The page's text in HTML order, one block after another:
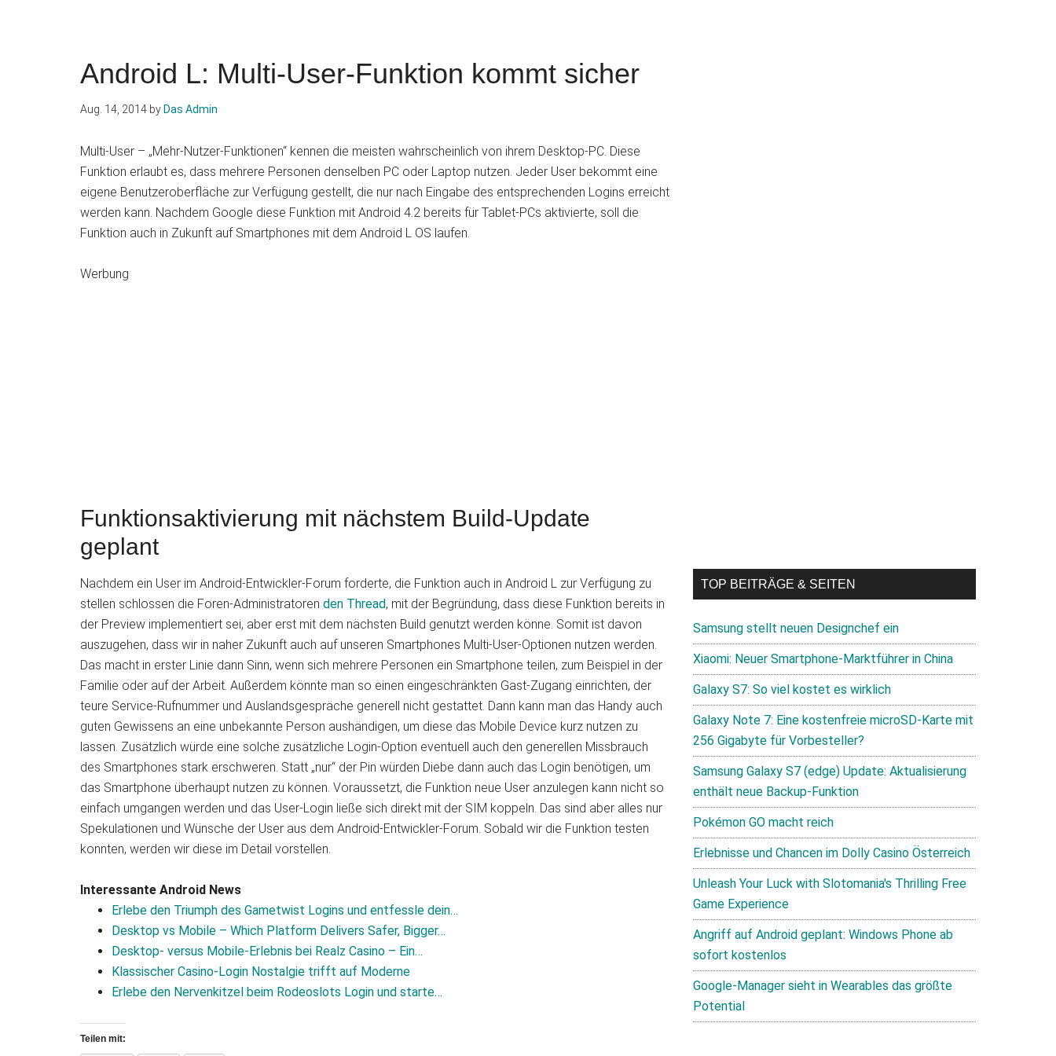
Android L: Multi-User-Funktion kommt sicher
Aug. 14, 2014 by Das Admin
Multi-User – „Mehr-Nutzer-Funktionen“ kennen die meisten wahrscheinlich von ihrem Desktop-PC. Diese
Funktion erlaubt es, dass mehrere Personen denselben PC oder Laptop nutzen. Jeder User bekommt eine
eigene Benutzeroberfläche zur Verfügung gestellt, die nur nach Eingabe des entsprechenden Logins erreicht
werden kann. Nachdem Google diese Funktion mit Android 4.2 bereits für Tablet-PCs aktivierte, soll die
Funktion auch in Zukunft auf Smartphones mit dem Android L OS laufen.
Werbung
Funktionsaktivierung mit nächstem Build-Update
geplant
Nachdem ein User im Android-Entwickler-Forum forderte, die Funktion auch in Android L zur Verfügung zu
stellen schlossen die Foren-Administratoren den Thread, mit der Begründung, dass diese Funktion bereits in
der Preview implementiert sei, aber erst mit dem nächsten Build genutzt werden könne. Somit ist davon
auszugehen, dass wir in naher Zukunft auch auf unseren Smartphones Multi-User-Optionen nutzen werden.
Das macht in erster Linie dann Sinn, wenn sich mehrere Personen ein Smartphone teilen, zum Beispiel in der
Familie oder auf der Arbeit. Außerdem könnte man so einen eingeschränkten Gast-Zugang einrichten, der
teure Service-Rufnummer und Auslandsgespräche generell nicht gestattet. Dann kann man das Handy auch
guten Gewissens an eine unbekannte Person aushändigen, um diese das Mobile Device kurz nutzen zu
lassen. Zusätzlich würde eine solche zusätzliche Login-Option eventuell auch den generellen Missbrauch
des Smartphones stark erschweren. Statt „nur“ der Pin würden Diebe dann auch das Login benötigen, um
das Smartphone überhaupt nutzen zu können. Voraussetzt, die Funktion neue User anzulegen kann nicht so
einfach umgangen werden und das User-Login ließe sich direkt mit der SIM koppeln. Das sind aber alles nur
Spekulationen und Wünsche der User aus dem Android-Entwickler-Forum. Sobald wir die Funktion testen
konnten, werden wir diese im Detail vorstellen.
Interessante Android News
Erlebe den Triumph des Gametwist Logins und entfessle dein…
Desktop vs Mobile – Which Platform Delivers Safer, Bigger…
Desktop‑ versus Mobile‑Erlebnis bei Realz Casino – Ein…
Klassischer Casino-Login Nostalgie trifft auf Moderne
Erlebe den Nervenkitzel beim Rodeoslots Login und starte…
Teilen mit:
TOP BEITRÄGE & SEITEN
Samsung stellt neuen Designchef ein
Xiaomi: Neuer Smartphone-Marktführer in China
Galaxy S7: So viel kostet es wirklich
Galaxy Note 7: Eine kostenfreie microSD-Karte mit
256 Gigabyte für Vorbesteller?
Samsung Galaxy S7 (edge) Update: Aktualisierung
enthält neue Backup-Funktion
Pokémon GO macht reich
Erlebnisse und Chancen im Dolly Casino Österreich
Unleash Your Luck with Slotomania's Thrilling Free
Game Experience
Angriff auf Android geplant: Windows Phone ab
sofort kostenlos
Google-Manager sieht in Wearables das größte
Potential